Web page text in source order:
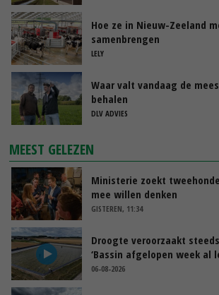
Hoe ze in Nieuw-Zeeland
samenbrengen
LELY
Waar valt vandaag de
behalen
DLV ADVIES
MEEST GELEZEN
Ministerie zoekt
mee willen denken
GISTEREN, 11:34
Droogte veroorzaakt
‘Bassin afgelopen week al
06-08-2026